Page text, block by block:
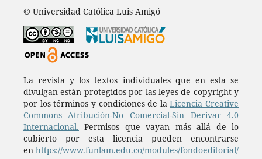
© Universidad Católica Luis Amigó
La revista y los textos individuales que en esta se
divulgan están protegidos por las leyes de copyright y
por los términos y condiciones de laLicencia Creative
Commons Atribución-No Comercial-Sin Derivar 4.0
Internacional. Permisos que vayan más allá de lo
cubierto por esta licencia pueden encontrarse
en https://www.funlam.edu.co/modules/fondoeditorial/